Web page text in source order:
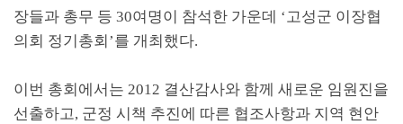
장들과 총무 등 30여명이 참석한 가운데 ‘고성군 이장협
의회 정기총회 ’를 개최했다.
이번 총회에서는 2012 결산감사와 함께 새로운 임원진을
선출하고, 군정 시책 추진에 따른 협조사항과 지역 현안